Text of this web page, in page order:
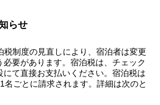
らせ
税制度の見直しにより、宿泊者は変更
要があります。宿泊税は、チェック
て直接お支払いください。宿泊税は
名ごとに請求されます。詳細は次のと